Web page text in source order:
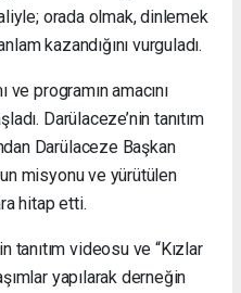
orada olmak, dinlemek
kazandığını vurguladı.
ve programın amacını
Darülaceze’nin tanıtım
Darülaceze Başkan
misyonu ve yürütülen
hitap etti.
tanıtım videosu ve “Kızlar
yapılarak derneğin